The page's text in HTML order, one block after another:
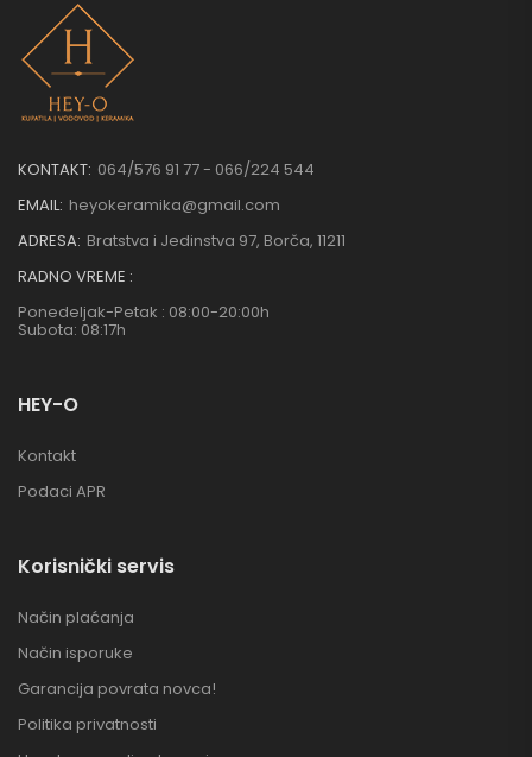
KONTAKT: 064/576 91 77 - 066/224 544
EMAIL: heyokeramika@gmail.com
ADRESA: Bratstva i Jedinstva 97, Borča, 11211
RADNO VREME :
Ponedeljak-Petak : 08:00-20:00h
Subota: 08:17h
HEY-O
Kontakt
Podaci APR
Korisnički servis
Način plaćanja
Način isporuke
Garancija povrata novca!
Politika privatnosti